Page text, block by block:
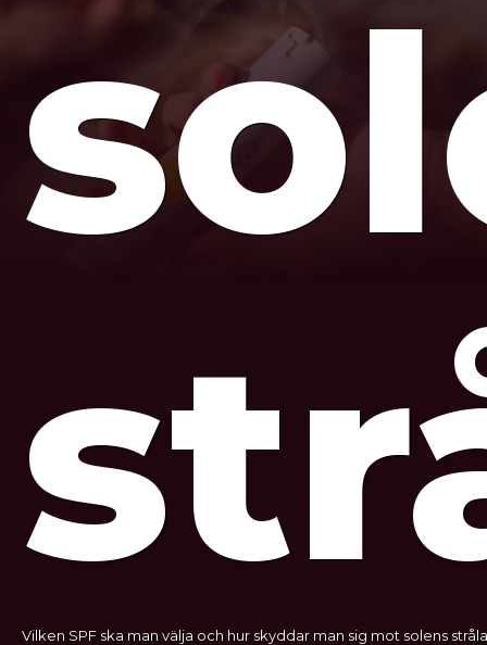
Vilken SPF ska man välja och hur skyddar man sig mot solens